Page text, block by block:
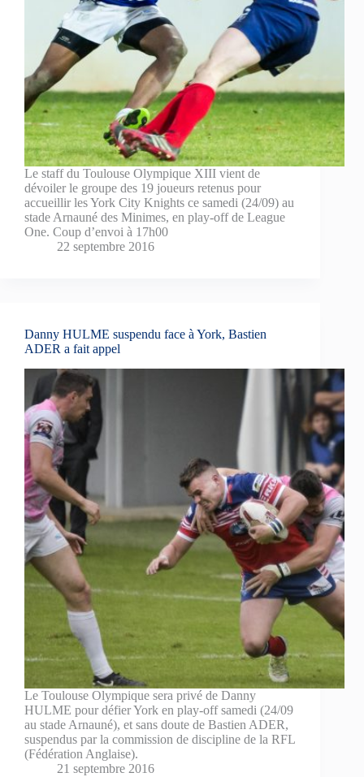
Le staff du Toulouse Olympique XIII vient de
dévoiler le groupe des 19 joueurs retenus pour
accueillir les York City Knights ce samedi (24/09) au
stade Arnauné des Minimes, en play-off de League
One. Coup d’envoi à 17h00
22 septembre 2016
Danny HULME suspendu face à York, Bastien
ADER a fait appel
Le Toulouse Olympique sera privé de Danny
HULME pour défier York en play-off samedi (24/09
au stade Arnauné), et sans doute de Bastien ADER,
suspendus par la commission de discipline de la RFL
(Fédération Anglaise).
21 septembre 2016